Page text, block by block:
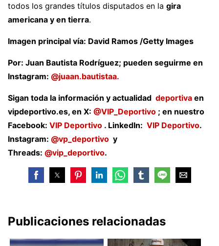
todos los grandes títulos disputados en la gira
americana y en tierra.
Imagen principal vía: David Ramos /Getty Images
Por: Juan Bautista Rodríguez; pueden seguirme en
Instagram: @juaan.bautistaa.
Sigan toda la información y actualidad deportiva en
vipdeportivo.es, en X: @VIP_Deportivo ; en nuestro
Facebook: VIP Deportivo . LinkedIn: VIP Deportivo.
Instagram: @vp_deportivo y
Threads: @vip_deportivo.
Publicaciones relacionadas